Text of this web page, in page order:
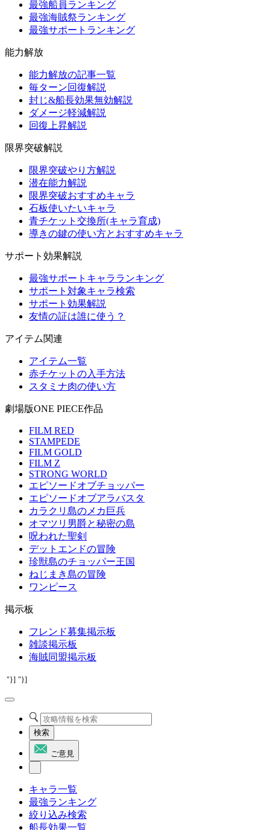
最強船員ランキング
最強海賊祭ランキング
最強サポートランキング
能力解放
能力解放の記事一覧
毎ターン回復解説
封じ&船長効果無効解説
ダメージ軽減解説
回復上昇解説
限界突破解説
限界突破やり方解説
潜在能力解説
限界突破おすすめキャラ
石板使いたいキャラ
青チケット交換所(キャラ育成)
導きの鍵の使い方とおすすめキャラ
サポート効果解説
最強サポートキャラランキング
サポート対象キャラ検索
サポート効果解説
友情の証は誰に使う？
アイテム関連
アイテム一覧
赤チケットの入手方法
スタミナ肉の使い方
劇場版ONE PIECE作品
FILM RED
STAMPEDE
FILM GOLD
FILM Z
STRONG WORLD
エピソードオブチョッパー
エピソードオブアラバスタ
カラクリ島のメカ巨兵
オマツリ男爵と秘密の島
呪われた聖剣
デットエンドの冒険
珍獣島のチョッパー王国
ねじまき島の冒険
ワンピース
掲示板
フレンド募集掲示板
雑談掲示板
海賊同盟掲示板
"}] "}]
検索
ご意見
キャラ一覧
最強ランキング
絞り込み検索
船長効果一覧